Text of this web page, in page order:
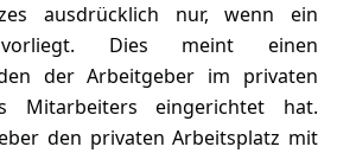
ausdrücklich nur, wenn ein
vorliegt. Dies meint einen
der Arbeitgeber im privaten
Mitarbeiters eingerichtet hat.
den privaten Arbeitsplatz mit